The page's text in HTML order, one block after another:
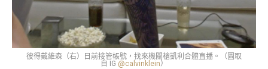
彼得戴維森（右）日前接管帳號，找來機關槍凱利合體直播。（圖取
自 IG @calvinklein）